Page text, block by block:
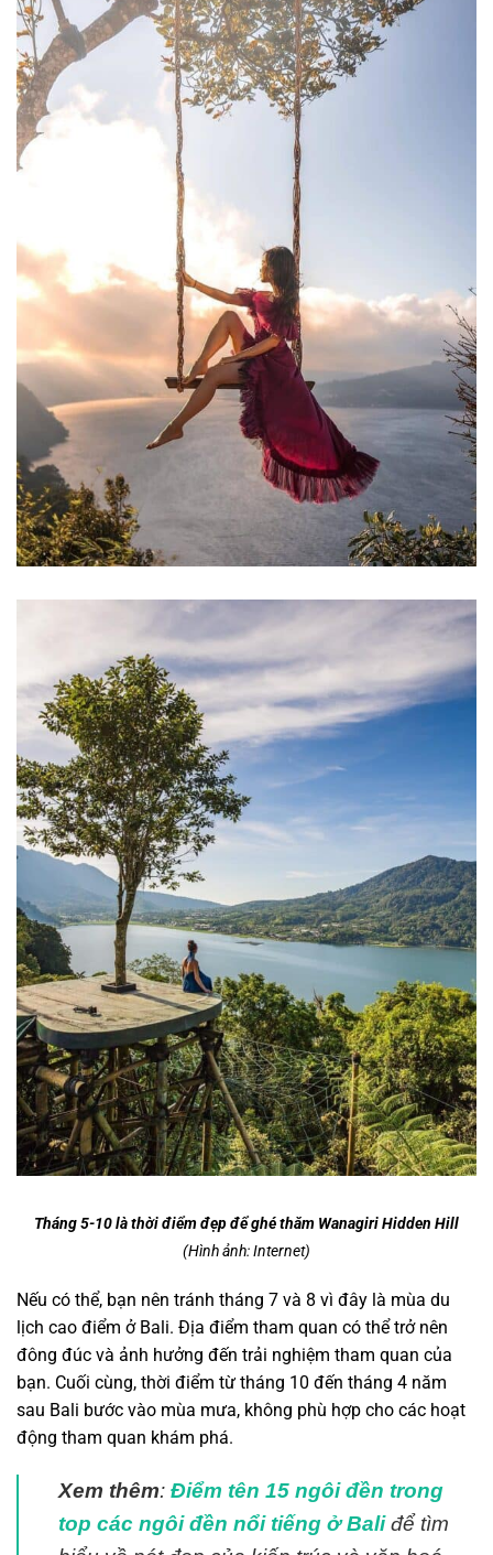
Tháng 5-10 là thời điểm đẹp để ghé thăm Wanagiri Hidden Hill
(Hình ảnh: Internet)
Nếu có thể, bạn nên tránh tháng 7 và 8 vì đây là mùa du
lịch cao điểm ở Bali. Địa điểm tham quan có thể trở nên
đông đúc và ảnh hưởng đến trải nghiệm tham quan của
bạn. Cuối cùng, thời điểm từ tháng 10 đến tháng 4 năm
sau Bali bước vào mùa mưa, không phù hợp cho các hoạt
động tham quan khám phá.
Xem thêm: Điểm tên 15 ngôi đền trong
top các ngôi đền nổi tiếng ở Baliđể tìm